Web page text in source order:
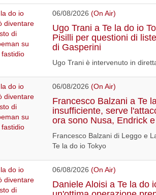
06/08/2026 (On Air)
Ugo Trani a Te la do io
Pisilli per questioni di
di Gasperini
Ugo Trani è intervenuto in
06/08/2026 (On Air)
Francesco Balzani a Te
insufficiente, serve
ora sono Nusa, Endrick
Francesco Balzani di Leggo e
Te la do io Tokyo
06/08/2026 (On Air)
Daniele Aloisi a Te la do